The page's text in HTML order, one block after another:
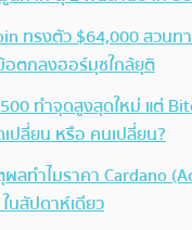
ทรงตัว $64,000 สวนท
ตกลงฮอร์มุซใกล้ยุติ
ทำจุดสูงสุดใหม่ แต่
ปลี่ยน หรือ คนเปลี่ยน?
ผลทำไมราคา Cardano
นสัปดาห์เดียว